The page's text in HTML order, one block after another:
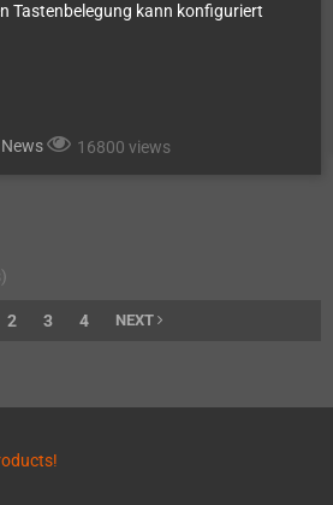
Tastenbelegung kann konfiguriert
16800 views
2 3 4 NEXT